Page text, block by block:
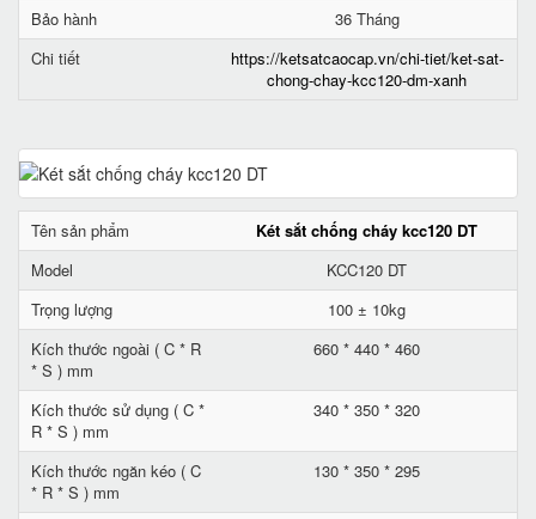
Bảo hành
36 Tháng
Chi tiết
https://ketsatcaocap.vn/chi-tiet/ket-sat-
chong-chay-kcc120-dm-xanh
Tên sản phẩm
Két sắt chống cháy kcc120 DT
Model
KCC120 DT
Trọng lượng
100 ± 10kg
Kích thước ngoài ( C * R
* S ) mm
660 * 440 * 460
Kích thước sử dụng ( C *
R * S ) mm
340 * 350 * 320
Kích thước ngăn kéo ( C
* R * S ) mm
130 * 350 * 295